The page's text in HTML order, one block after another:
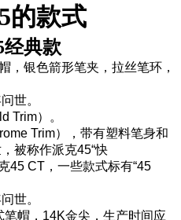
的款式
经典款
，银色箭形笔夹，拉丝笔环，
世。
Trim）。
Trim），带有塑料笔身和
被称作派克45“快
45 CT，一些款式标有“45
世。
帽，14K金尖，生产时间应